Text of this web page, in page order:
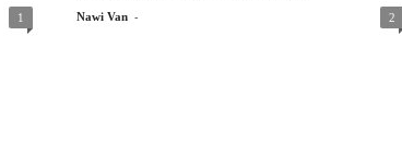
1 Nawi Van - 2